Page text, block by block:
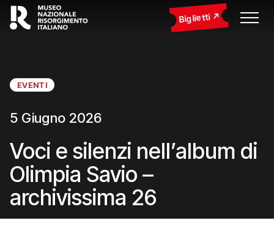
Biglietti
EVENTI
5 Giugno 2026
Voci e silenzi nell’album di
Olimpia Savio –
archivissima 26